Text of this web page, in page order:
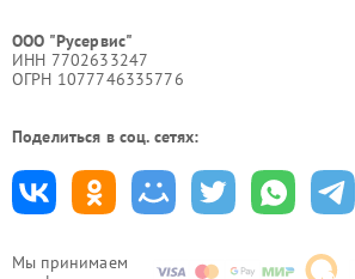
Мы принимаем
ООО "Русервис"
ИНН 7702633247
ОГРН 1077746335776
Поделиться в соц. сетях: